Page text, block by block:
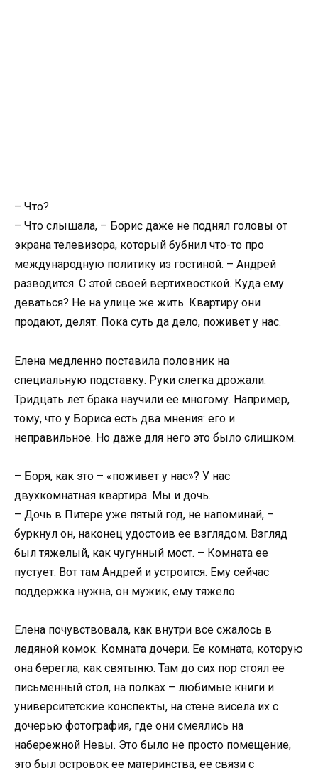
– Что?
– Что слышала, – Борис даже не поднял головы от
экрана телевизора, который бубнил что-то про
международную политику из гостиной. – Андрей
разводится. С этой своей вертихвосткой. Куда ему
деваться? Не на улице же жить. Квартиру они
продают, делят. Пока суть да дело, поживет у нас.
Елена медленно поставила половник на
специальную подставку. Руки слегка дрожали.
Тридцать лет брака научили ее многому. Например,
тому, что у Бориса есть два мнения: его и
неправильное. Но даже для него это было слишком.
– Боря, как это – «поживет у нас»? У нас
двухкомнатная квартира. Мы и дочь.
– Дочь в Питере уже пятый год, не напоминай, –
буркнул он, наконец удостоив ее взглядом. Взгляд
был тяжелый, как чугунный мост. – Комната ее
пустует. Вот там Андрей и устроится. Ему сейчас
поддержка нужна, он мужик, ему тяжело.
Елена почувствовала, как внутри все сжалось в
ледяной комок. Комната дочери. Ее комната, которую
она берегла, как святыню. Там до сих пор стоял ее
письменный стол, на полках – любимые книги и
университетские конспекты, на стене висела их с
дочерью фотография, где они смеялись на
набережной Невы. Это было не просто помещение,
это был островок ее материнства, ее связи с